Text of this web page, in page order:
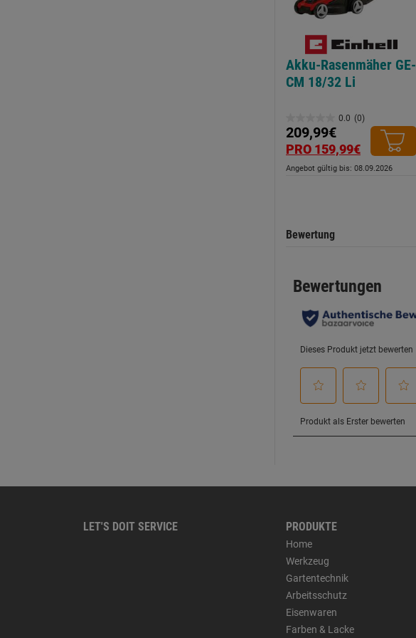
Akku-Rasenmäher GE-
CM 18/32 Li
0.0 (0)
0.0
von
209,99€
PRO 159,99€
Angebot gültig bis: 08.09.2026
Bewertung
LET'S DOIT SERVICE PRODUKTE
Home
Werkzeug
Gartentechnik
Arbeitsschutz
Eisenwaren
Farben & Lacke